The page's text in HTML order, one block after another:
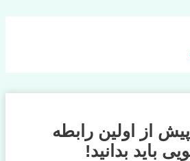
از اولین رابطه
باید بدانید!